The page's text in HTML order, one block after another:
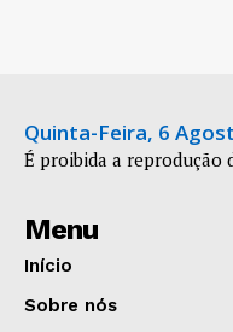
Quinta-Feira, 6
É proibida a reprodução
Menu
Início
Sobre nós